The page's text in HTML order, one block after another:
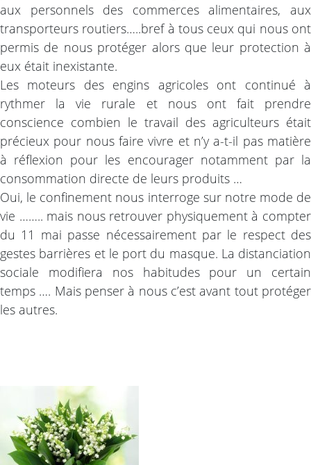
aux personnels des commerces alimentaires, aux
transporteurs routiers…..bref à tous ceux qui nous ont
permis de nous protéger alors que leur protection à
eux était inexistante.
Les moteurs des engins agricoles ont continué à
rythmer la vie rurale et nous ont fait prendre
conscience combien le travail des agriculteurs était
précieux pour nous faire vivre et n’y a-t-il pas matière
à réflexion pour les encourager notamment par la
consommation directe de leurs produits …
Oui, le confinement nous interroge sur notre mode de
vie …….. mais nous retrouver physiquement à compter
du 11 mai passe nécessairement par le respect des
gestes barrières et le port du masque. La distanciation
sociale modifiera nos habitudes pour un certain
temps …. Mais penser à nous c’est avant tout protéger
les autres.